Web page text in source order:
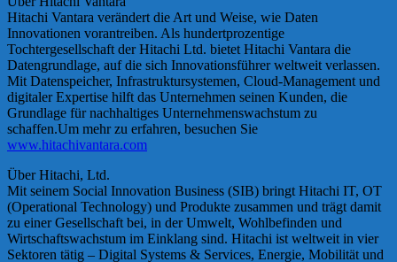
Hitachi Vantara verändert die Art und Weise, wie Daten
Innovationen vorantreiben. Als hundertprozentige
Tochtergesellschaft der Hitachi Ltd. bietet Hitachi Vantara die
Datengrundlage, auf die sich Innovationsführer weltweit verlassen.
Mit Datenspeicher, Infrastruktursystemen, Cloud-Management und
digitaler Expertise hilft das Unternehmen seinen Kunden, die
Grundlage für nachhaltiges Unternehmenswachstum zu
schaffen.Um mehr zu erfahren, besuchen Sie
www.hitachivantara.com
Über Hitachi, Ltd.
Mit seinem Social Innovation Business (SIB) bringt Hitachi IT, OT
(Operational Technology) und Produkte zusammen und trägt damit
zu einer Gesellschaft bei, in der Umwelt, Wohlbefinden und
Wirtschaftswachstum im Einklang sind. Hitachi ist weltweit in vier
Sektoren tätig – Digital Systems & Services, Energie, Mobilität und